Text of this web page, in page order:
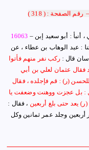
رقم الصفحة : ( 318 )
16063 – أنبأ : أبو سعيد إبن
: عبد الوهاب بن عطاء ، عن
قال : ركب نفر منهم فأتوا
فقال عثمان لعلي بن أبي
(ر) : قم فإجلده ، فقال
: بل عجزت ووهنت وضعفت يا
يعد حتى بلغ أربعين ، فقال :
أربعين وجلد عمر ثمانين وكل